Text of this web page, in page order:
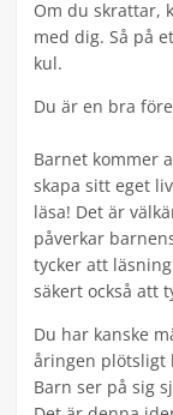
Om du skrattar,
med dig. Så på
kul.
Du är en bra
Barnet kommer
skapa sitt eget
läsa! Det är
påverkar
tycker att
säkert också att
Du har kanske
åringen plötsligt
Barn ser på sig